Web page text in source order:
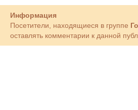
Информация
Посетители, находящиеся в группе
оставлять комментарии к данной